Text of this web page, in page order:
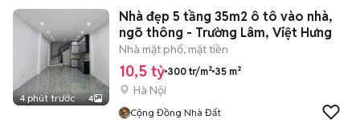
4 phút trước 4
Nhà đẹp 5 tầng 35m2 ô tô vào nhà,
ngõ thông - Trường Lâm, Việt Hưng
Nhà mặt phố, mặt tiền
10,5 tỷ 300 tr/m² 35 m²
Hà Nội
Cộng Đồng Nhà Đất